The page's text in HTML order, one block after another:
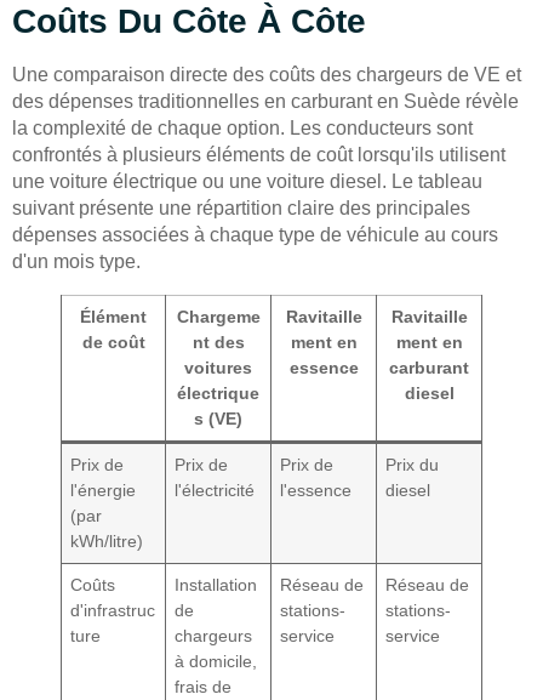
Coûts Du Côte À Côte
Une comparaison directe des coûts des chargeurs de VE et
des dépenses traditionnelles en carburant en Suède révèle
la complexité de chaque option. Les conducteurs sont
confrontés à plusieurs éléments de coût lorsqu'ils utilisent
une voiture électrique ou une voiture diesel. Le tableau
suivant présente une répartition claire des principales
dépenses associées à chaque type de véhicule au cours
d'un mois type.
Élément
de coût
Chargeme
nt des
voitures
électrique
s (VE)
Ravitaille
ment en
essence
Ravitaille
ment en
carburant
diesel
Prix de
l'énergie
(par
kWh/litre)
Prix de
l'électricité
Prix de
l'essence
Prix du
diesel
Coûts
d'infrastruc
ture
Installation
de
chargeurs
à domicile,
frais de
Réseau de
stations-
service
Réseau de
stations-
service